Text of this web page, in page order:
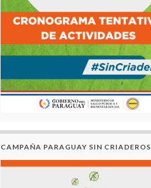
CAMPAÑA PARAGUAY SIN CRIADEROS